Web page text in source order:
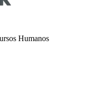
Humanos